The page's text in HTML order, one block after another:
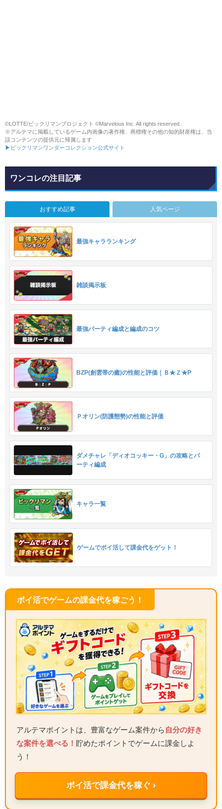
©LOTTE/ビックリマンプロジェクト ©Marvelous Inc. All rights reserved.
※アルテマに掲載しているゲーム内画像の著作権、商標権その他の知的財産権は、当
該コンテンツの提供元に帰属します
▶ビックリマンワンダーコレクション公式サイト
ワンコレの注目記事
おすすめ記事 人気ページ
最強キャラランキング
雑談掲示板
最強パーティ編成と編成のコツ
BZP(創雲帯の癒)の性能と評価｜Ｂ★Ｚ★P
Ｐオリン(防護態勢)の性能と評価
ダメチャレ「ディオコッキー・G」の攻略とパ
ーティ編成
キャラ一覧
ゲームでポイ活して課金代をゲット！
ポイ活でゲームの課金代を稼ごう！
アルテマポイントは、豊富なゲーム案件から 自分の好き
な案件を選べる！ 貯めたポイントでゲームに課金しよ
う！
ポイ活で課金代を稼ぐ ›